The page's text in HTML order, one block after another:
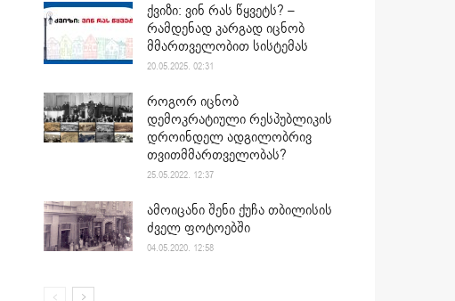
ქვიზი: ვინ რას წყვეტს? –
რამდენად კარგად იცნობ
მმართველობით სისტემას
20.05.2025. 02:31
როგორ იცნობ
დემოკრატიული რესპუბლიკის
დროინდელ ადგილობრივ
თვითმმართველობას?
25.05.2022. 12:37
ამოიცანი შენი ქუჩა თბილისის
ძველ ფოტოებში
04.05.2020. 12:58